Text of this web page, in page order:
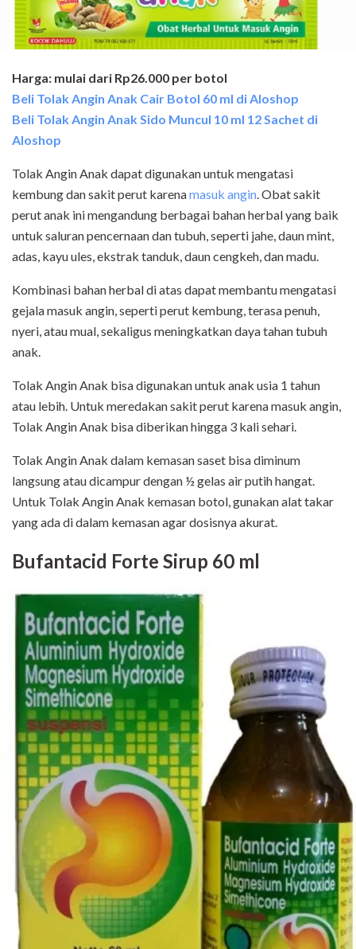
Harga: mulai dari Rp26.000 per botol
Beli Tolak Angin Anak Cair Botol 60 ml di Aloshop
Beli Tolak Angin Anak Sido Muncul 10 ml 12 Sachet di
Aloshop
Tolak Angin Anak dapat digunakan untuk mengatasi
kembung dan sakit perut karenamasuk angin. Obat sakit
perut anak ini mengandung berbagai bahan herbal yang baik
untuk saluran pencernaan dan tubuh, seperti jahe, daun mint,
adas, kayu ules, ekstrak tanduk, daun cengkeh, dan madu.
Kombinasi bahan herbal di atas dapat membantu mengatasi
gejala masuk angin, seperti perut kembung, terasa penuh,
nyeri, atau mual, sekaligus meningkatkan daya tahan tubuh
anak.
Tolak Angin Anak bisa digunakan untuk anak usia 1 tahun
atau lebih. Untuk meredakan sakit perut karena masuk angin,
Tolak Angin Anak bisa diberikan hingga 3 kali sehari.
Tolak Angin Anak dalam kemasan saset bisa diminum
langsung atau dicampur dengan ½ gelas air putih hangat.
Untuk Tolak Angin Anak kemasan botol, gunakan alat takar
yang ada di dalam kemasan agar dosisnya akurat.
Bufantacid Forte Sirup 60 ml